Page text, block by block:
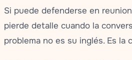
Si puede defenderse en
pierde detalle cuando la
problema no es su inglés. Es la